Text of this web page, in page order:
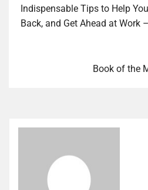
Indispensable Tips to Help
Back, and Get Ahead at Work
Book of the